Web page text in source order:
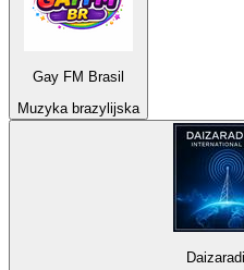
Gay FM Brasil
Muzyka brazylijska